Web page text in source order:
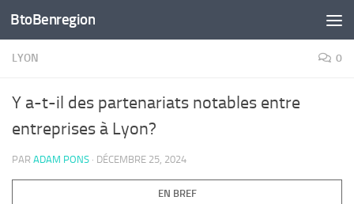
Skip to content
BtoBenregion
LYON 0
Y a-t-il des partenariats notables entre
entreprises à Lyon?
PAR ADAM PONS · DÉCEMBRE 25, 2024
EN BREF